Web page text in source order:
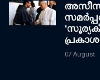
07 August